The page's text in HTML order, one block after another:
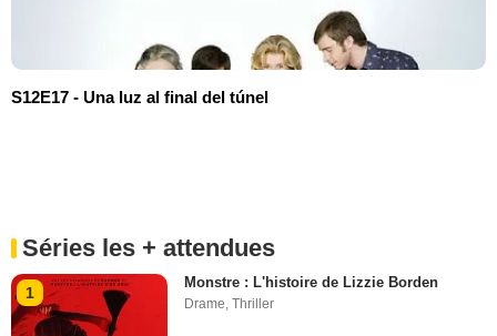
S12E17 - Una luz al final del túnel
Séries les + attendues
1
Monstre : L'histoire de Lizzie Borden
Drame,Thriller